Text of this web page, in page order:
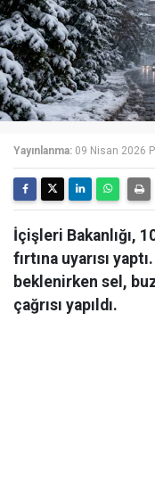
Yayınlanma: 09 Nisan 2026
İçişleri Bakanlığı,
fırtına uyarısı
beklenirken sel,
çağrısı yapıldı.